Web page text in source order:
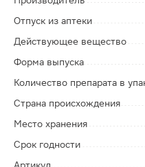
Отпуск из аптеки
Действующее вещество
Форма выпуска
Количество препарата в
Страна происхождения
Место хранения
Срок годности